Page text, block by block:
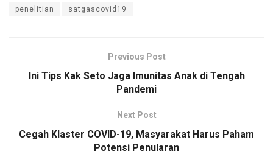
penelitian satgascovid19
Previous Post
Ini Tips Kak Seto Jaga Imunitas Anak di Tengah
Pandemi
Next Post
Cegah Klaster COVID-19, Masyarakat Harus Paham
Potensi Penularan